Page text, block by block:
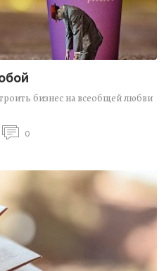
бизнес на всеобщей любви
0